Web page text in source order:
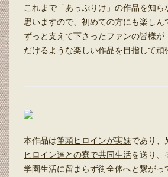
これまで「あっぷりけ」の作品を知
思いますので、初めての方にも楽し
ずっと支えて下さったファンの皆様
だけるような楽しい作品を目指して頑
本作品は筆頭ヒロインが実妹であり、
ヒロイン達との寮で共同生活を送り、
学園生活に留まらず街全体へと繋がっ